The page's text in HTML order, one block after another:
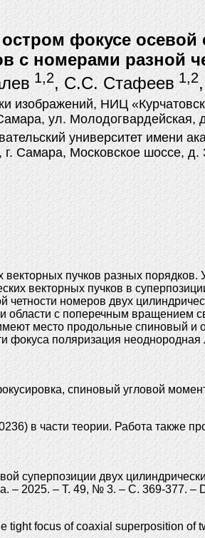
фокусе осевой
с номерами разной
1,2, С.С. Стафеев 1,2
изображений, НИЦ
ул. Молодогвардейская,
университет имени
г. Самара, Московское шоссе, д.
пучков разных порядков.
векторных пучков в
четности номеров двух
области с поперечным вращением
место продольные спиновый
фокуса поляризация
спиновый угловой
в части теории. Работа также
двух
2025. – Т. 49, № 3. – С. 369-377. –
focus of coaxial superposition